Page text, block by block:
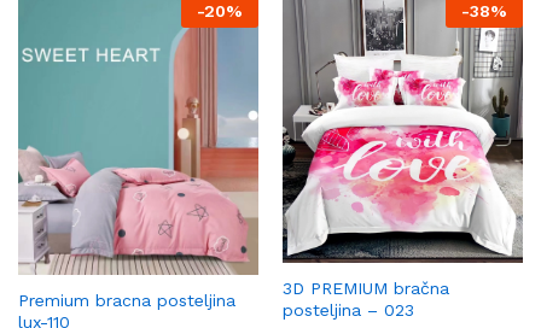
-20%
Premium bracna posteljina
lux-110
-38%
3D PREMIUM bračna
posteljina – 023